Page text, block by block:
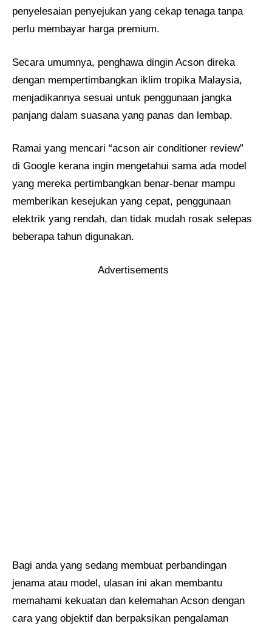
penyelesaian penyejukan yang cekap tenaga tanpa
perlu membayar harga premium.
Secara umumnya, penghawa dingin Acson direka
dengan mempertimbangkan iklim tropika Malaysia,
menjadikannya sesuai untuk penggunaan jangka
panjang dalam suasana yang panas dan lembap.
Ramai yang mencari “acson air conditioner review”
di Google kerana ingin mengetahui sama ada model
yang mereka pertimbangkan benar-benar mampu
memberikan kesejukan yang cepat, penggunaan
elektrik yang rendah, dan tidak mudah rosak selepas
beberapa tahun digunakan.
Advertisements
Bagi anda yang sedang membuat perbandingan
jenama atau model, ulasan ini akan membantu
memahami kekuatan dan kelemahan Acson dengan
cara yang objektif dan berpaksikan pengalaman